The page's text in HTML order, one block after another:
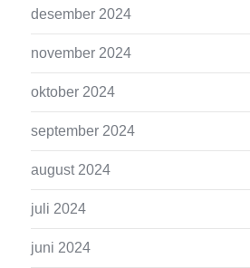
desember 2024
november 2024
oktober 2024
september 2024
august 2024
juli 2024
juni 2024